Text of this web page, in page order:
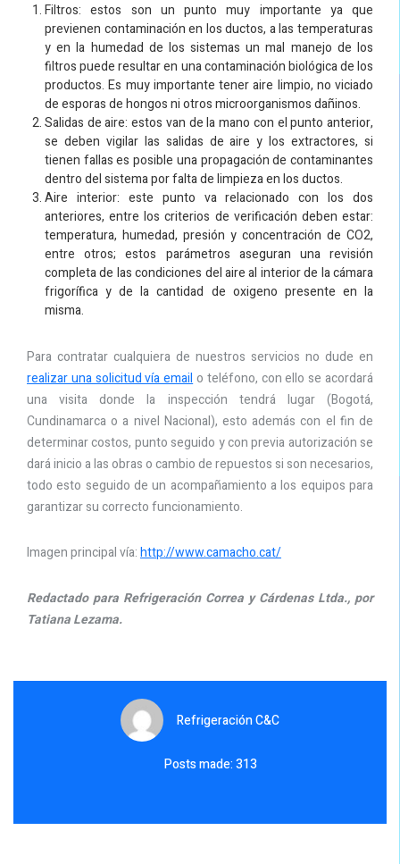
Filtros: estos son un punto muy importante ya que
previenen contaminación en los ductos, a las temperaturas
y en la humedad de los sistemas un mal manejo de los
filtros puede resultar en una contaminación biológica de los
productos. Es muy importante tener aire limpio, no viciado
de esporas de hongos ni otros microorganismos dañinos.
Salidas de aire: estos van de la mano con el punto anterior,
se deben vigilar las salidas de aire y los extractores, si
tienen fallas es posible una propagación de contaminantes
dentro del sistema por falta de limpieza en los ductos.
Aire interior: este punto va relacionado con los dos
anteriores, entre los criterios de verificación deben estar:
temperatura, humedad, presión y concentración de CO2,
entre otros; estos parámetros aseguran una revisión
completa de las condiciones del aire al interior de la cámara
frigorífica y de la cantidad de oxigeno presente en la
misma.
Para contratar cualquiera de nuestros servicios no dude en
realizar una solicitud vía emailo teléfono, con ello se acordará
una visita donde la inspección tendrá lugar (Bogotá,
Cundinamarca o a nivel Nacional), esto además con el fin de
determinar costos, punto seguido y con previa autorización se
dará inicio a las obras o cambio de repuestos si son necesarios,
todo esto seguido de un acompañamiento a los equipos para
garantizar su correcto funcionamiento.
Imagen principal vía:http://www.camacho.cat/
Redactado para Refrigeración Correa y Cárdenas Ltda., por
Tatiana Lezama.
Refrigeración C&C
Posts made: 313